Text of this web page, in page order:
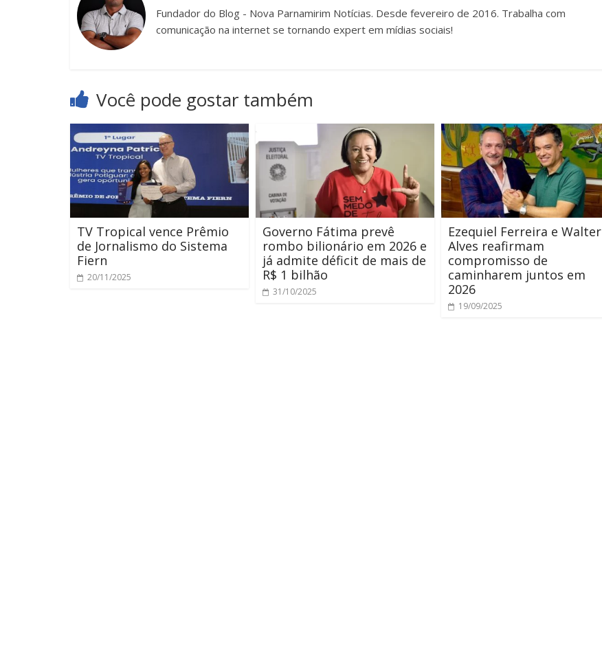
Fundador do Blog - Nova Parnamirim Notícias. Desde fevereiro de 2016. Trabalha com
comunicação na internet se tornando expert em mídias sociais!
Você pode gostar também
TV Tropical vence Prêmio
de Jornalismo do Sistema
Fiern
20/11/2025
Governo Fátima prevê
rombo bilionário em 2026 e
já admite déficit de mais de
R$ 1 bilhão
31/10/2025
Ezequiel Ferreira e Walter
Alves reafirmam
compromisso de
caminharem juntos em
2026
19/09/2025